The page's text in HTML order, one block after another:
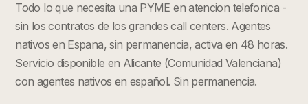
Todo lo que necesita una PYME en atencion telefonica -
sin los contratos de los grandes call centers. Agentes
nativos en Espana, sin permanencia, activa en 48 horas.
Servicio disponible en Alicante (Comunidad Valenciana)
con agentes nativos en español. Sin permanencia.